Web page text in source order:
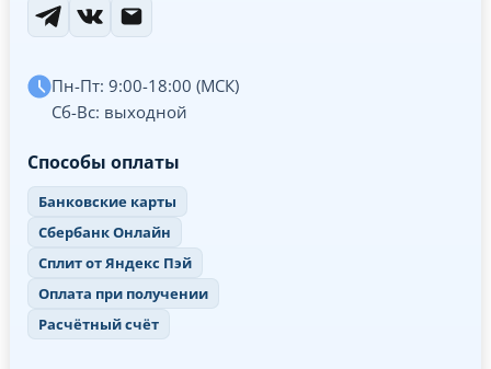
Пн-Пт: 9:00-18:00 (МСК)
Сб-Вс: выходной
Способы оплаты
Банковские карты
Сбербанк Онлайн
Сплит от Яндекс Пэй
Оплата при получении
Расчётный счёт